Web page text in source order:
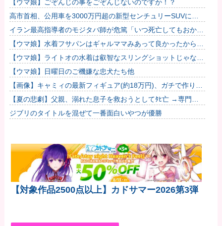
【ウマ娘】ごぞんじの事をごぞんじないのですか！？
高市首相、公用車を3000万円超の新型センチュリーSUVに変
更ｗｗｗｗｗｗｗ
イラン最高指導者のモジタバ師が危篤「いつ死亡してもおかし
くない」…イラン大統領「意思疎通はかなり難しい」！
【ウマ娘】水着フサパンはギャルママみあって良かったから引
く【ウマ娘】ライトオの水着は叡智なスリングショットじゃなく
て多分これ。
【ウマ娘】日曜日のご機嫌な忠犬たち他
【画像】キャミィの最新フィギュア(約18万円)、ガチで作り込
みがエグすぎる他
【夏の悲劇】父親、溺れた息子を救おうとしてﾀﾋ亡 →専門家
も警鐘「救助は二次被害が多い」
ジブリのタイトルを混ぜて一番面白いやつが優勝
【対象作品2500点以上】カドサマー2026第3弾